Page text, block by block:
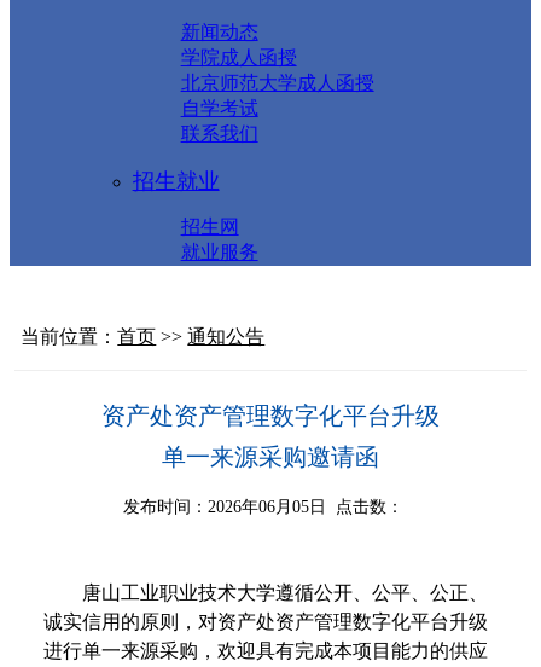
新闻动态
学院成人函授
北京师范大学成人函授
自学考试
联系我们
招生就业
招生网
就业服务
当前位置：首页 >>通知公告
资产处资产管理数字化平台升级
单一来源采购邀请函
发布时间：2026年06月05日 点击数：
唐山工业职业技术大学遵循公开、公平、公正、
诚实信用的原则，对资产处资产管理数字化平台升级
进行单一来源采购，欢迎具有完成本项目能力的供应